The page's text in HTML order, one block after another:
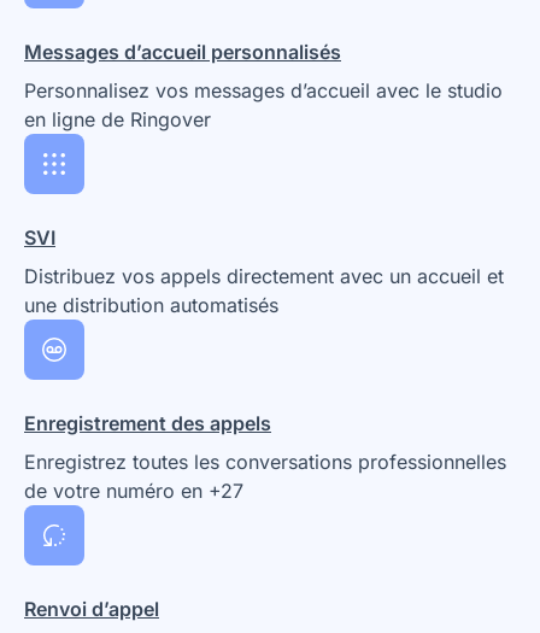
Messages d’accueil personnalisés
Personnalisez vos messages d’accueil avec le studio
en ligne de Ringover
SVI
Distribuez vos appels directement avec un accueil et
une distribution automatisés
Enregistrement des appels
Enregistrez toutes les conversations professionnelles
de votre numéro en +27
Renvoi d’appel